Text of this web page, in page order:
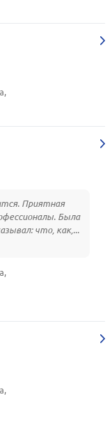
Приятная
Была
что, как,...